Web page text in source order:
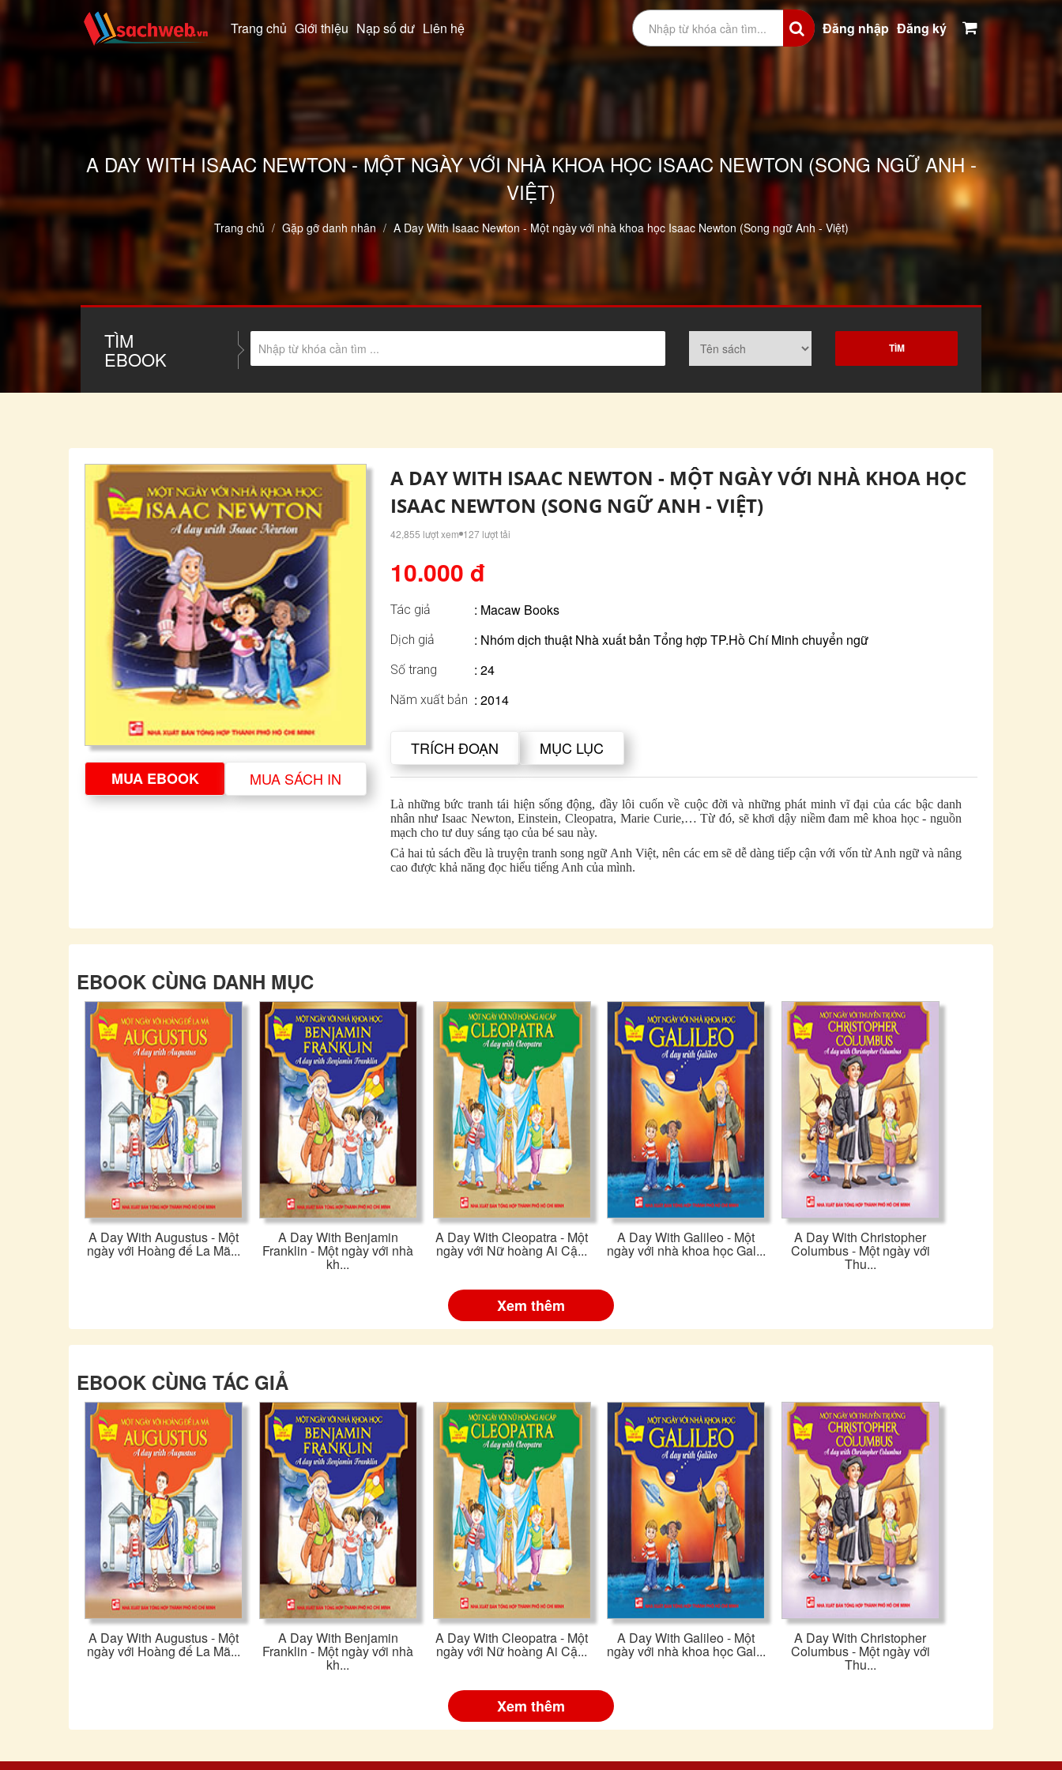
Trang chủ Giới thiệu Nạp số dư Liên hệ Đăng nhập Đăng ký
A DAY WITH ISAAC NEWTON - MỘT NGÀY VỚI NHÀ KHOA HỌC ISAAC NEWTON (SONG NGỮ ANH -
VIỆT)
Trang chủ Gặp gỡ danh nhân A Day With Isaac Newton - Một ngày với nhà khoa học Isaac Newton (Song ngữ Anh - Việt)
TÌM
EBOOK
MUA EBOOK MUA SÁCH IN
A DAY WITH ISAAC NEWTON - MỘT NGÀY VỚI NHÀ KHOA HỌC
ISAAC NEWTON (SONG NGỮ ANH - VIỆT)
42,855 lượt xem 127 lượt tải
10.000 đ
Tác giả : Macaw Books
Dịch giả : Nhóm dịch thuật Nhà xuất bản Tổng hợp TP.Hồ Chí Minh chuyển ngữ
Số trang : 24
Năm xuất bản : 2014
TRÍCH ĐOẠN MỤC LỤC
Là những bức tranh tái hiện sống động, đầy lôi cuốn về cuộc đời và những phát minh vĩ đại của các bậc danh
nhân như Isaac Newton, Einstein, Cleopatra, Marie Curie,… Từ đó, sẽ khơi dậy niềm đam mê khoa học - nguồn
mạch cho tư duy sáng tạo của bé sau này.
Cả hai tủ sách đều là truyện tranh song ngữ Anh Việt, nên các em sẽ dễ dàng tiếp cận với vốn từ Anh ngữ và nâng
cao được khả năng đọc hiểu tiếng Anh của mình.
EBOOK CÙNG DANH MỤC
A Day With Augustus - Một
ngày với Hoàng đế La Mã...
A Day With Benjamin
Franklin - Một ngày với nhà
kh...
A Day With Cleopatra - Một
ngày với Nữ hoàng Ai Cậ...
A Day With Galileo - Một
ngày với nhà khoa học Gal...
A Day With Christopher
Columbus - Một ngày với
Thu...
Xem thêm
EBOOK CÙNG TÁC GIẢ
A Day With Augustus - Một
ngày với Hoàng đế La Mã...
A Day With Benjamin
Franklin - Một ngày với nhà
kh...
A Day With Cleopatra - Một
ngày với Nữ hoàng Ai Cậ...
A Day With Galileo - Một
ngày với nhà khoa học Gal...
A Day With Christopher
Columbus - Một ngày với
Thu...
Xem thêm